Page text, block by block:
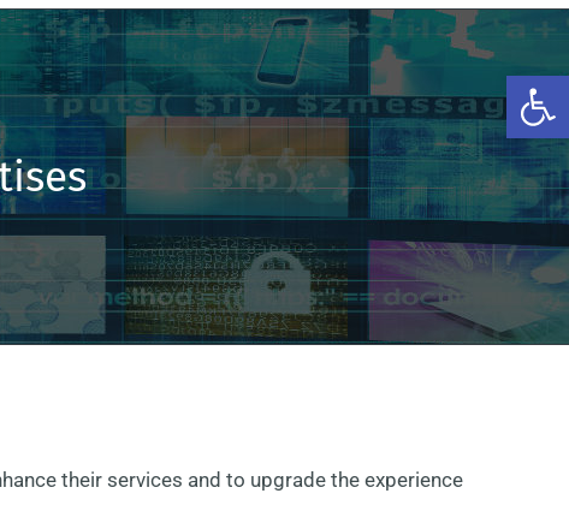
their services and to upgrade the experience